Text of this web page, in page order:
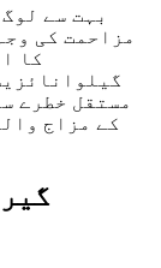
بہت سے
مزاحمت کی
کا
مستقل خطرے
کے مزاج